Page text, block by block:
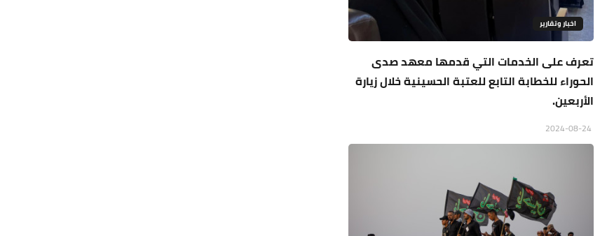
اخبار وتقارير
تعرف على الخدمات التي قدمها معهد صدى
الحوراء للخطابة التابع للعتبة الحسينية خلال زيارة
الأربعين.